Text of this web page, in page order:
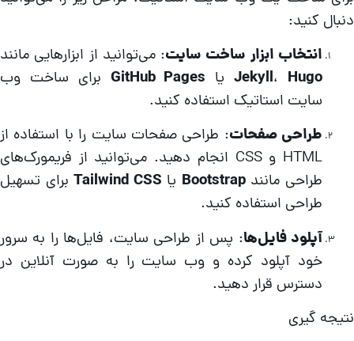
کنید:
انتخاب ابزار ساخت سایت: می‌توانید از ابزارهایی مانند
Jekyll ،Hugo یا GitHub Pagesبرای ساخت وب
سایت استاتیک استفاده کنید.
طراحی صفحات: طراحی صفحات سایت را با استفاده از
HTML و CSS انجام دهید. می‌توانید از فریمورک‌های
طراحی مانند Bootstrapیا Tailwind CSSبرای تسهیل
طراحی استفاده کنید.
آپلود فایل‌ها: پس از طراحی سایت، فایل‌ها را به سرور
خود آپلود کرده و وب سایت را به صورت آنلاین در
دسترس قرار دهید.
گیری